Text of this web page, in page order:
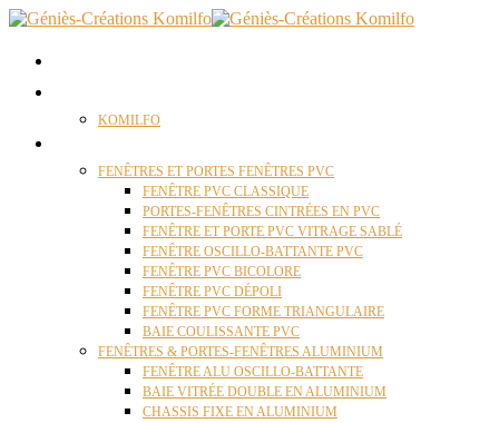
KOMILFO
FENÊTRES ET PORTES FENÊTRES PVC
FENÊTRE PVC CLASSIQUE
PORTES-FENÊTRES CINTRÉES EN PVC
FENÊTRE ET PORTE PVC VITRAGE SABLÉ
FENÊTRE OSCILLO-BATTANTE PVC
FENÊTRE PVC BICOLORE
FENÊTRE PVC DÉPOLI
FENÊTRE PVC FORME TRIANGULAIRE
BAIE COULISSANTE PVC
FENÊTRES & PORTES-FENÊTRES ALUMINIUM
FENÊTRE ALU OSCILLO-BATTANTE
BAIE VITRÉE DOUBLE EN ALUMINIUM
CHASSIS FIXE EN ALUMINIUM